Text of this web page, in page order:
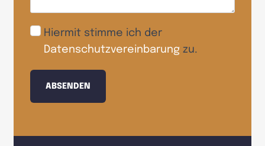
Hiermit stimme ich der
Datenschutzvereinbarung zu.
ABSENDEN